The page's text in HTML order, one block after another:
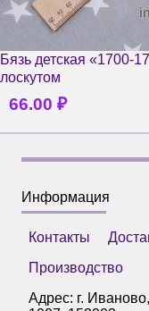
Бязь детская «1700-
лоскутом
66.00 ₽
Информация
Контакты
Производство
Адрес: г. Иваново,